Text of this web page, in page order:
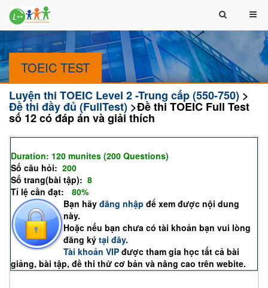
TOEIC TEST
Luyện thi TOEIC Level 2 -Trung cấp (550-750) >
Đề thi đầy đủ (FullTest) >Đề thi TOEIC Full Test
số 12 có đáp án và giải thích
Duration: 120 munites (200 Questions)
Số câu hỏi: 200
Số trang(bài tập): 8
Tỉ lệ cần đạt: (80%
Bạn hãyđăng nhậpđể xem được nội dung
này.
Hoặc nếu bạn chưa có tài khoản bạn vui lòng
đăng kýtại đây.
Tài khoản VIP được tham gia học tất cả bài
giảng, bài tập, đề thi thử cơ bản và nâng cao trên webite.